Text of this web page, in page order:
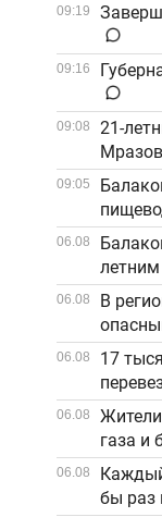
09:19
09:16
09:08
21-
09:05
06.08
06.08
В
06.08
17
06.08
газа и
06.08
бы раз